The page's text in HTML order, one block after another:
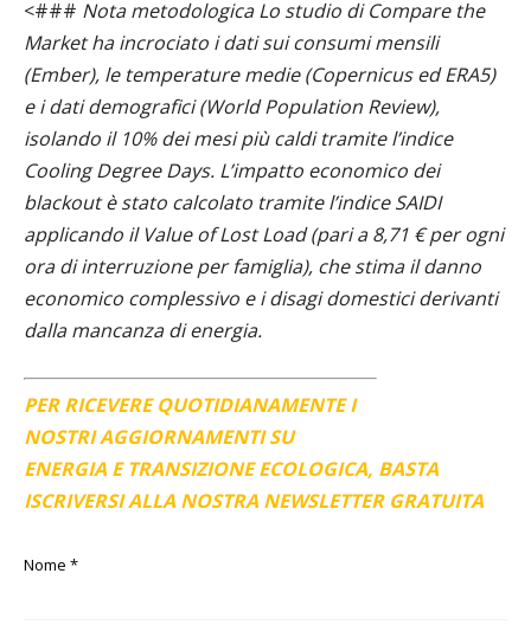
<### Nota metodologica Lo studio di Compare the
Market ha incrociato i dati sui consumi mensili
(Ember), le temperature medie (Copernicus ed ERA5)
e i dati demografici (World Population Review),
isolando il 10% dei mesi più caldi tramite l’indice
Cooling Degree Days. L’impatto economico dei
blackout è stato calcolato tramite l’indice SAIDI
applicando il Value of Lost Load (pari a 8,71 € per ogni
ora di interruzione per famiglia), che stima il danno
economico complessivo e i disagi domestici derivanti
dalla mancanza di energia.
PER RICEVERE QUOTIDIANAMENTE I
NOSTRI AGGIORNAMENTI SU
ENERGIA E TRANSIZIONE ECOLOGICA, BASTA
ISCRIVERSI ALLA NOSTRA NEWSLETTER GRATUITA
Nome *